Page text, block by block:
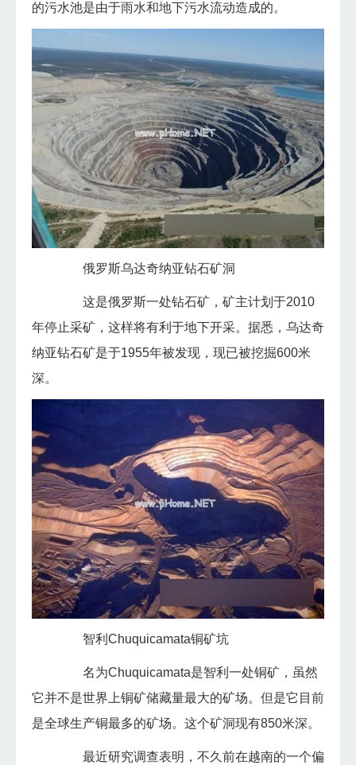
的污水池是由于雨水和地下污水流动造成的。
俄罗斯乌达奇纳亚钻石矿洞
这是俄罗斯一处钻石矿，矿主计划于2010
年停止采矿，这样将有利于地下开采。据悉，乌达奇
纳亚钻石矿是于1955年被发现，现已被挖掘600米
深。
智利Chuquicamata铜矿坑
名为Chuquicamata是智利一处铜矿，虽然
它并不是世界上铜矿储藏量最大的矿场。但是它目前
是全球生产铜最多的矿场。这个矿洞现有850米深。
最近研究调查表明，不久前在越南的一个偏